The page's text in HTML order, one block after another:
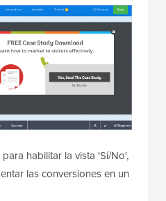
habilitar la vista 'Sí/No',
las conversiones en un